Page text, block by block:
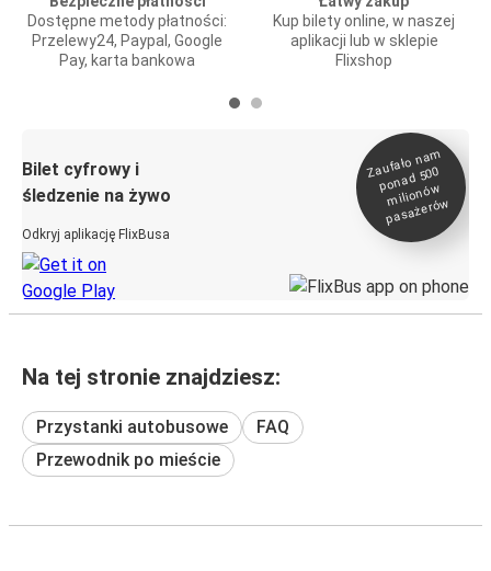
Dostępne metody płatności:
Przelewy24, Paypal, Google
Pay, karta bankowa
Kup bilety online, w naszej
aplikacji lub w sklepie
Flixshop
Bilet cyfrowy i
śledzenie na żywo
Odkryj aplikację FlixBusa
Zaufało na
m
ponad 500
milionó
w
pasażeró
w
Na tej stronie znajdziesz:
Przystanki autobusowe
FAQ
Przewodnik po mieście